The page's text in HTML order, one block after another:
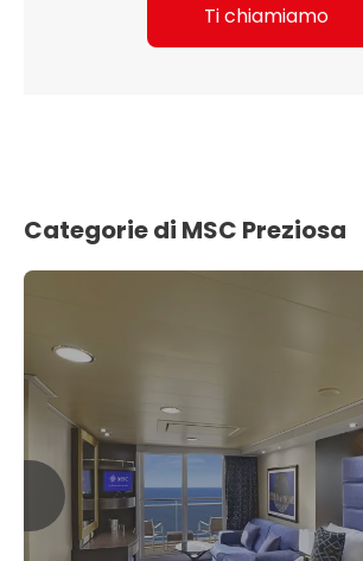
Ti chiamiamo
Categorie di MSC Preziosa